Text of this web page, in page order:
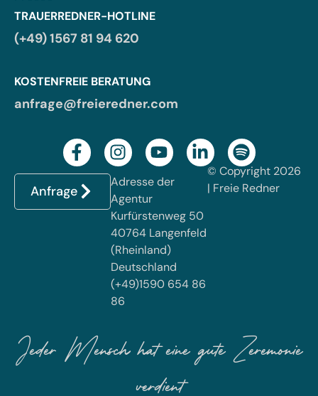
TRAUERREDNER-HOTLINE
(+49) 1567 81 94 620
KOSTENFREIE BERATUNG
anfrage@freieredner.com
Anfrage
Adresse der
Agentur
Kurfürstenweg 50
40764 Langenfeld
(Rheinland)
Deutschland
(+49)1590 654 86
86
© Copyright 2026
| Freie Redner
Jeder Mensch hat eine gute Zeremonie
verdient